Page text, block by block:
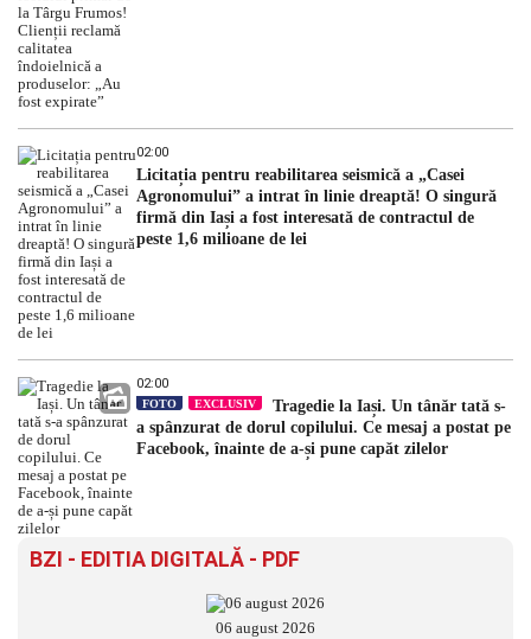
02:00
Licitația pentru reabilitarea seismică a „Casei
Agronomului” a intrat în linie dreaptă! O singură
firmă din Iași a fost interesată de contractul de
peste 1,6 milioane de lei
02:00
FOTO EXCLUSIV
Tragedie la Iași. Un tânăr tată s-
a spânzurat de dorul copilului. Ce mesaj a postat pe
Facebook, înainte de a-și pune capăt zilelor
BZI - EDITIA DIGITALĂ - PDF
06 august 2026